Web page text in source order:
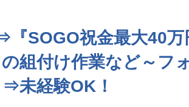
SOGO祝金最大40万
組付け作業など～フ
未経験OK！